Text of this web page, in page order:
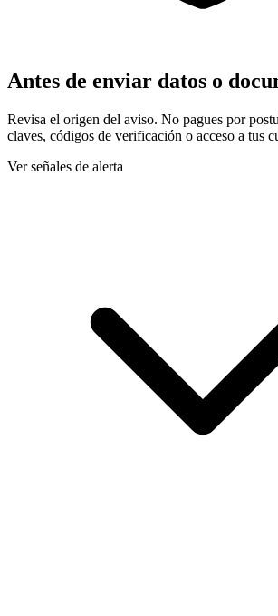
Antes de enviar datos o
Revisa el origen del aviso. No pagues por
claves, códigos de verificación o acceso a tus
Ver señales de alerta